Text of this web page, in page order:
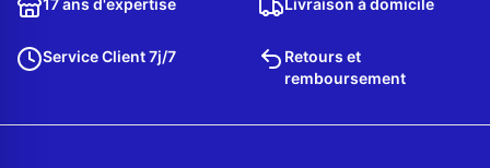
17 ans d'expertise Livraison à domicile
Service Client 7j/7
Retours et
remboursement